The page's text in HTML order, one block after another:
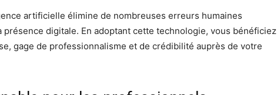
artificielle élimine de nombreuses erreurs humaines
digitale. En adoptant cette technologie, vous bénéficiez
gage de professionnalisme et de crédibilité auprès de votre